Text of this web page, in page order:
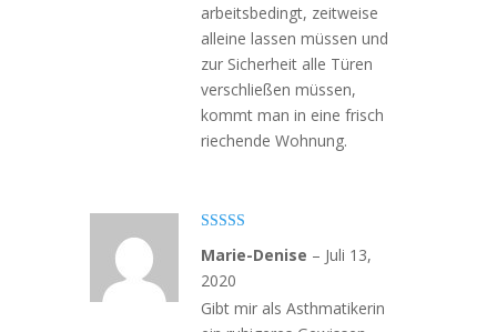
arbeitsbedingt, zeitweise
alleine lassen müssen und
zur Sicherheit alle Türen
verschließen müssen,
kommt man in eine frisch
riechende Wohnung.
mit4von
5
Marie-Denise – Juli 13,
2020
Gibt mir als Asthmatikerin